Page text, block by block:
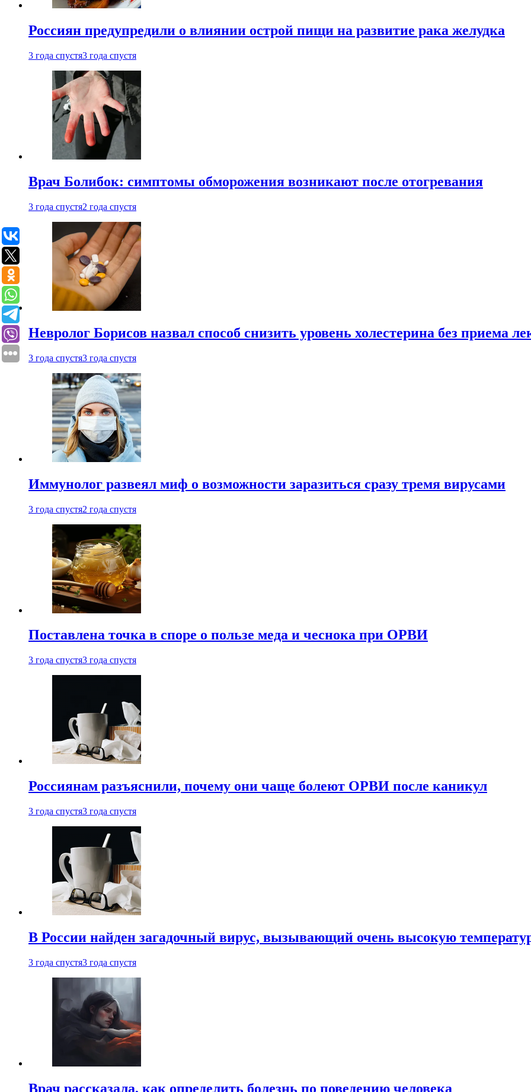
Россиян предупредили о влиянии острой пищи на развитие рака желудка
3 года спустя3 года спустя
Врач Болибок: симптомы обморожения возникают после отогревания
3 года спустя2 года спустя
Невролог Борисов назвал способ снизить уровень холестерина без приема
3 года спустя3 года спустя
Иммунолог развеял миф о возможности заразиться сразу тремя вирусами
3 года спустя2 года спустя
Поставлена точка в споре о пользе меда и чеснока при ОРВИ
3 года спустя3 года спустя
Россиянам разъяснили, почему они чаще болеют ОРВИ после каникул
3 года спустя3 года спустя
В России найден загадочный вирус, вызывающий очень высокую
3 года спустя3 года спустя
Врач рассказала, как определить болезнь по поведению человека